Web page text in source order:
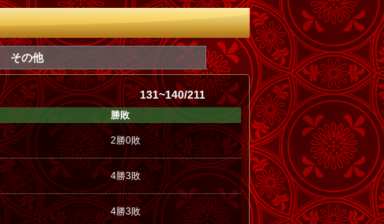
その他
131~140/211
勝敗
2勝0敗
4勝3敗
4勝3敗